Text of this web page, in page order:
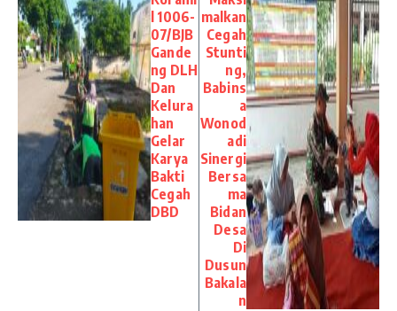
l 1006-
07/BJB
Gande
ng DLH
Dan
Kelura
han
Gelar
Karya
Bakti
Cegah
DBD
malkan
Cegah
Stunti
ng,
Babins
a
Wonod
adi
Sinergi
Bersa
ma
Bidan
Desa
Di
Dusun
Bakala
n